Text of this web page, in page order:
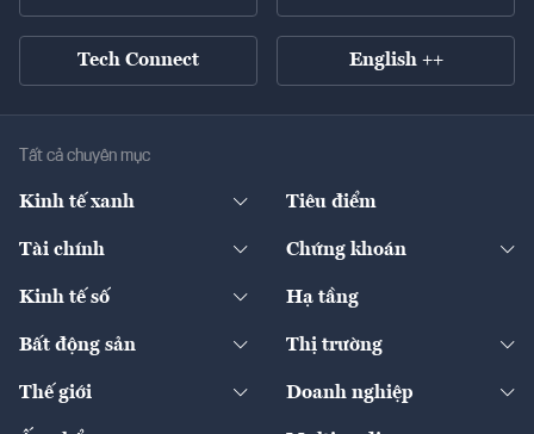
Tech Connect English ++
Tất cả chuyên mục
Kinh tế xanh
Diễn đàn
Tiêu điểm
Tài chính
Ngân hàng
Bảo hiểm
Chứng khoán
Doanh nghiệp niêm yết
Kinh tế số
Sản phẩm - Thị trường
Hạ tầng
Bất động sản
Chính sách
Thị trường
Thế giới
Kinh tế
Doanh nghiệp